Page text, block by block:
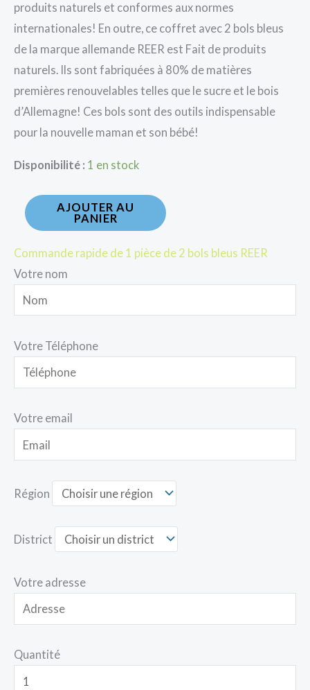
produits naturels et conformes aux normes
internationales! En outre, ce coffret avec 2 bols bleus
de la marque allemande REER est Fait de produits
naturels. Ils sont fabriquées à 80% de matières
premières renouvelables telles que le sucre et le bois
d’Allemagne! Ces bols sont des outils indispensable
pour la nouvelle maman et son bébé!
Disponibilité : 1 en stock
AJOUTER AU
PANIER
Commande rapide de 1 pièce de 2 bols bleus REER
Votre nom
Votre Téléphone
Votre email
Région
District
Votre adresse
Quantité